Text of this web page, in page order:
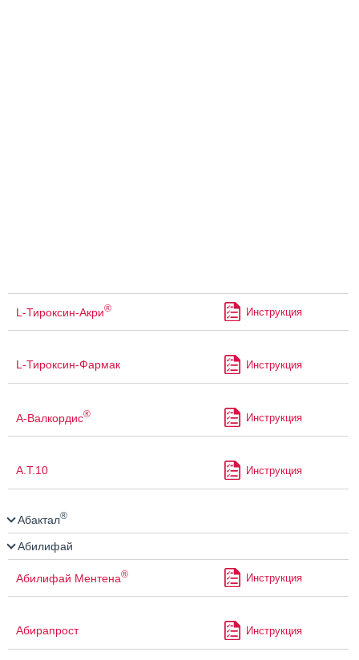
L-Тироксин-Акри® Инструкция
L-Тироксин-Фармак Инструкция
А-Валкордис® Инструкция
А.Т.10 Инструкция
Абактал®
Абилифай
Абилифай Ментена® Инструкция
Абирапрост Инструкция